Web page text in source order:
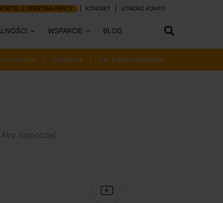
PORTAL Z OFERTAMI PRACY KONTAKT UTWÓRZ KONTO
WSPARCIE BLOG
Szkolenia Usł. posprzedażowe
rozpocząć